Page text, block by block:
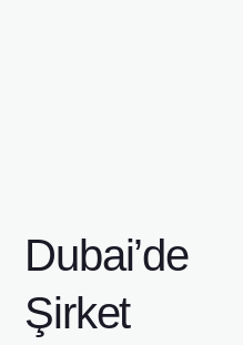
Dubai’de
Şirket